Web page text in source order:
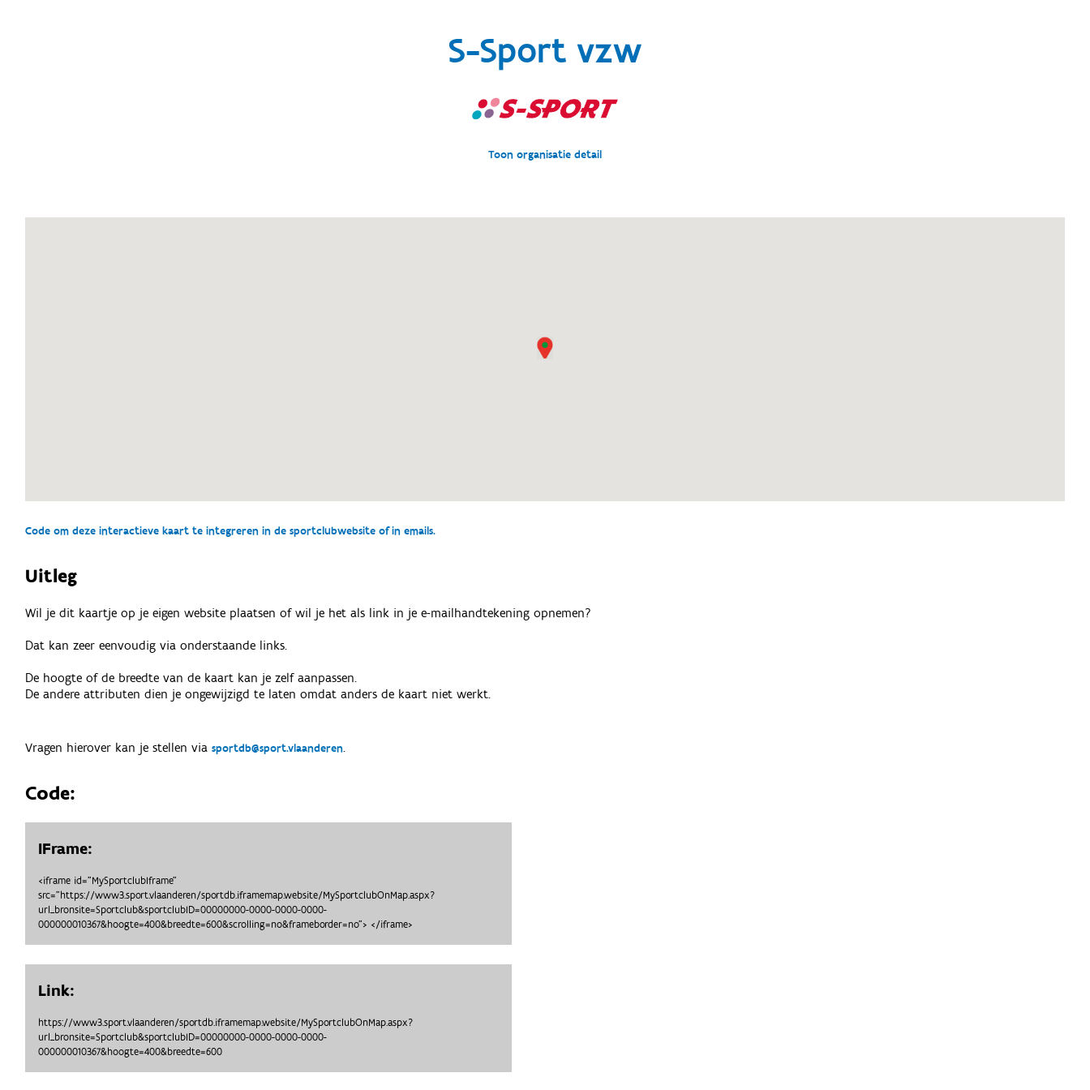
S-Sport vzw
Toon organisatie detail
Code om deze interactieve kaart te integreren in de sportclubwebsite of in emails.
Uitleg
Wil je dit kaartje op je eigen website plaatsen of wil je het als link in je e-mailhandtekening opnemen?
Dat kan zeer eenvoudig via onderstaande links.
De hoogte of de breedte van de kaart kan je zelf aanpassen.
De andere attributen dien je ongewijzigd te laten omdat anders de kaart niet werkt.
Vragen hierover kan je stellen viasportdb@sport.vlaanderen.
Code:
IFrame:
<iframe id="MySportclubIframe"
src="https://www3.sport.vlaanderen/sportdb.iframemap.website/MySportclubOnMap.aspx?
url_bronsite=Sportclub&sportclubID=00000000-0000-0000-0000-
000000010367&hoogte=400&breedte=600&scrolling=no&frameborder=no"> </iframe>
Link:
https://www3.sport.vlaanderen/sportdb.iframemap.website/MySportclubOnMap.aspx?
url_bronsite=Sportclub&sportclubID=00000000-0000-0000-0000-
000000010367&hoogte=400&breedte=600